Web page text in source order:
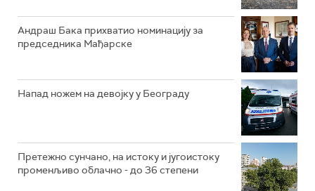
Андраш Бака прихватио номинацију за
председника Мађарске
Напад ножем на девојку у Београду
Претежно сунчано, на истоку и југоистоку
променљиво облачно - до 36 степени